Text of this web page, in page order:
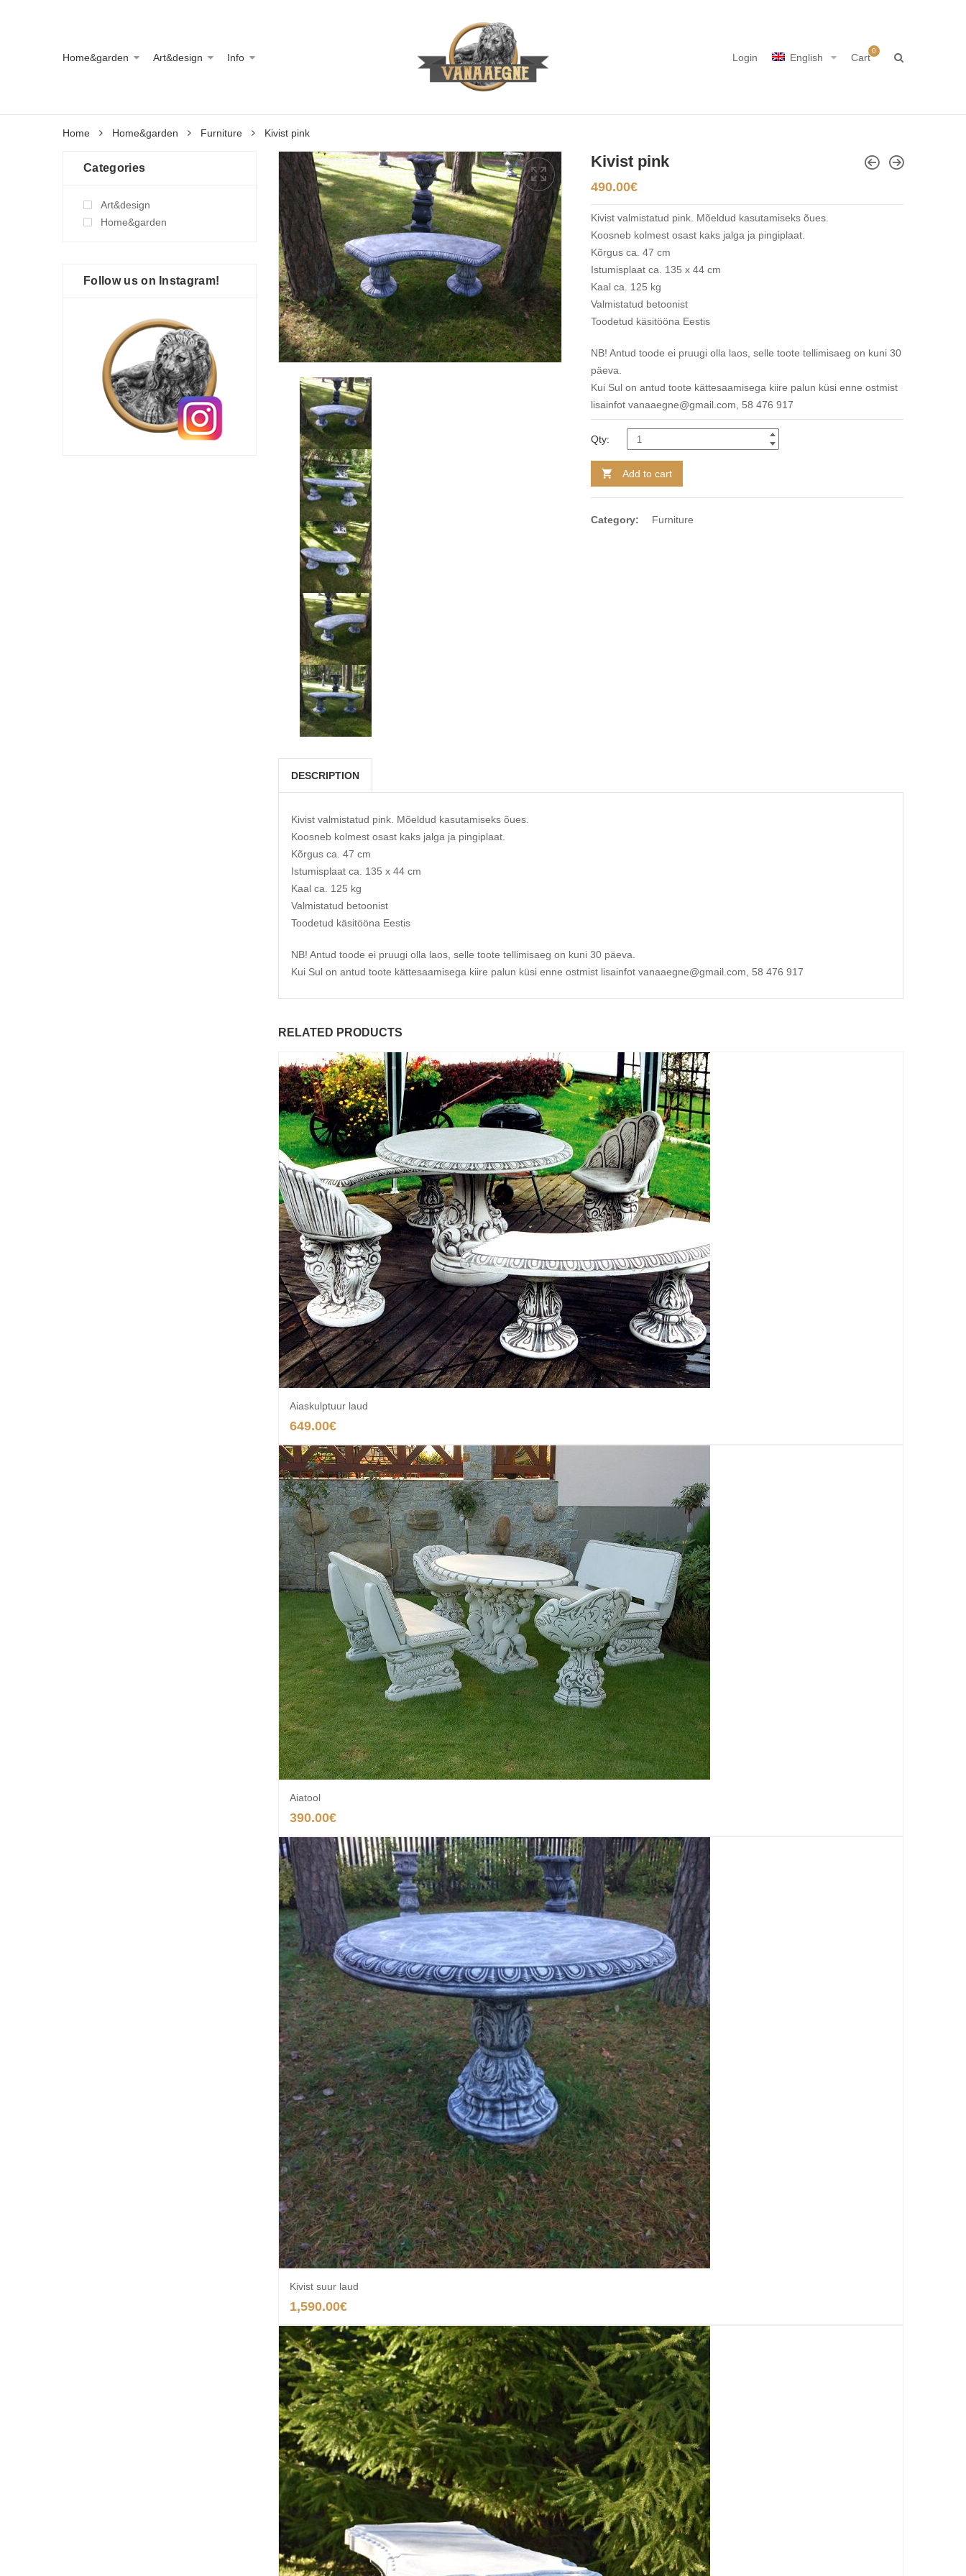
Home&garden Art&design Info Login English
0
Cart
Home Home&garden Furniture Kivist pink
Kivist pink
490.00€
Kivist valmistatud pink. Mõeldud kasutamiseks õues.
Koosneb kolmest osast kaks jalga ja pingiplaat.
Kõrgus ca. 47 cm
Istumisplaat ca. 135 x 44 cm
Kaal ca. 125 kg
Valmistatud betoonist
Toodetud käsitööna Eestis
NB! Antud toode ei pruugi olla laos, selle toote tellimisaeg on kuni 30
päeva.
Kui Sul on antud toote kättesaamisega kiire palun küsi enne ostmist
lisainfot vanaaegne@gmail.com, 58 476 917
Qty:
Add to cart
Category: Furniture
DESCRIPTION
Kivist valmistatud pink. Mõeldud kasutamiseks õues.
Koosneb kolmest osast kaks jalga ja pingiplaat.
Kõrgus ca. 47 cm
Istumisplaat ca. 135 x 44 cm
Kaal ca. 125 kg
Valmistatud betoonist
Toodetud käsitööna Eestis
NB! Antud toode ei pruugi olla laos, selle toote tellimisaeg on kuni 30 päeva.
Kui Sul on antud toote kättesaamisega kiire palun küsi enne ostmist lisainfot vanaaegne@gmail.com, 58 476 917
RELATED PRODUCTS
Aiaskulptuur laud
649.00€
Aiatool
390.00€
Kivist suur laud
1,590.00€
Categories
Art&design
Home&garden
Follow us on Instagram!